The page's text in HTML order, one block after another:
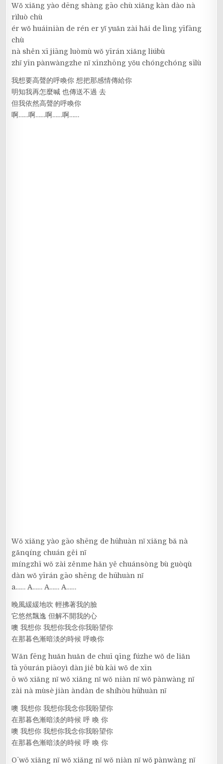
Wǒ xiǎng yào dēng shàng gāo chù xiǎng kàn dào nà
rìluò chù
ér wǒ huáiniàn de rén er yǐ yuǎn zài hǎi de lìng yīfāng
chù
nà shěn xī jiāng luòmù wǒ yīrán xiǎng liúbù
zhǐ yīn pànwàngzhe nǐ xīnzhōng yǒu chóngchóng sīlù
我想要高聲的呼喚你 想把那感情傳給你
明知我再怎麼喊 也傳送不過 去
但我依然高聲的呼喚你
啊……啊……啊……啊……
Wǒ xiǎng yào gāo shēng de hūhuàn nǐ xiǎng bǎ nà
gǎnqíng chuán gěi nǐ
míngzhī wǒ zài zěnme hǎn yě chuánsòng bù guòqù
dàn wǒ yīrán gāo shēng de hūhuàn nǐ
a…… A…… A…… A……
晚風緩緩地吹 輕拂著我的臉
它悠然飄逸 但解不開我的心
噢 我想你 我想你我念你我盼望你
在那暮色漸暗淡的時候 呼喚你
Wǎn fēng huǎn huǎn de chuī qīng fúzhe wǒ de liǎn
tā yōurán piāoyì dàn jiě bù kāi wǒ de xīn
ō wǒ xiǎng nǐ wǒ xiǎng nǐ wǒ niàn nǐ wǒ pànwàng nǐ
zài nà mùsè jiàn àndàn de shíhòu hūhuàn nǐ
噢 我想你 我想你我念你我盼望你
在那暮色漸暗淡的時候 呼 喚 你
噢 我想你 我想你我念你我盼望你
在那暮色漸暗淡的時候 呼 喚 你
Ō wǒ xiǎng nǐ wǒ xiǎng nǐ wǒ niàn nǐ wǒ pànwàng nǐ